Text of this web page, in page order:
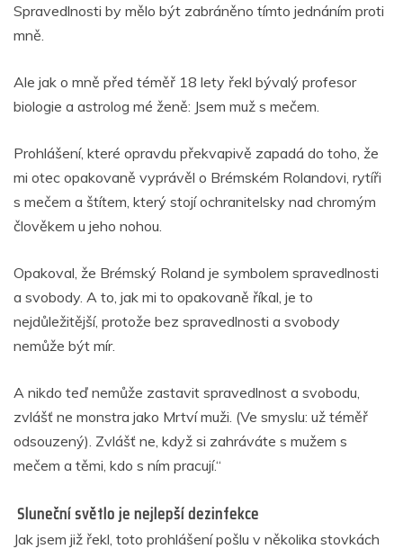
Spravedlnosti by mělo být zabráněno tímto jednáním proti
mně.
Ale jak o mně před téměř 18 lety řekl bývalý profesor
biologie a astrolog mé ženě: Jsem muž s mečem.
Prohlášení, které opravdu překvapivě zapadá do toho, že
mi otec opakovaně vyprávěl o Brémském Rolandovi, rytíři
s mečem a štítem, který stojí ochranitelsky nad chromým
člověkem u jeho nohou.
Opakoval, že Brémský Roland je symbolem spravedlnosti
a svobody. A to, jak mi to opakovaně říkal, je to
nejdůležitější, protože bez spravedlnosti a svobody
nemůže být mír.
A nikdo teď nemůže zastavit spravedlnost a svobodu,
zvlášť ne monstra jako Mrtví muži. (Ve smyslu: už téměř
odsouzený). Zvlášť ne, když si zahráváte s mužem s
mečem a těmi, kdo s ním pracují.“
Sluneční světlo je nejlepší dezinfekce
Jak jsem již řekl, toto prohlášení pošlu v několika stovkách